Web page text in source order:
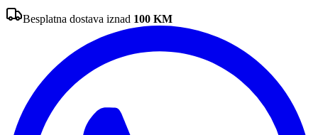
Besplatna dostava iznad 100 KM